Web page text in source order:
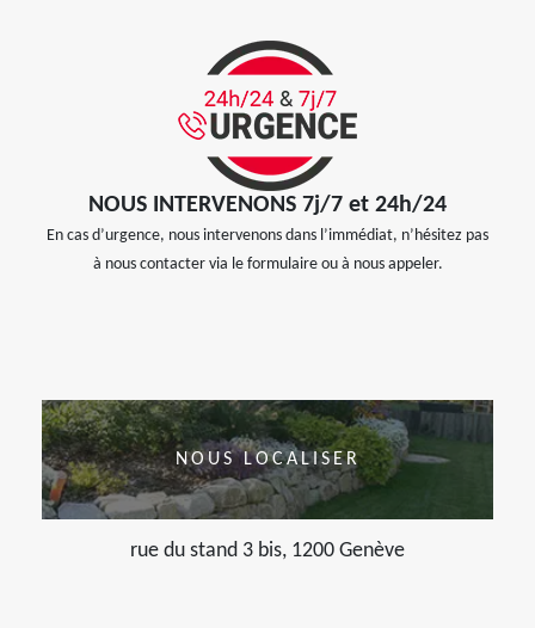
NOUS INTERVENONS 7j/7 et 24h/24
En cas d’urgence, nous intervenons dans l’immédiat, n’hésitez pas
à nous contacter via le formulaire ou à nous appeler.
NOUS LOCALISER
rue du stand 3 bis, 1200 Genève